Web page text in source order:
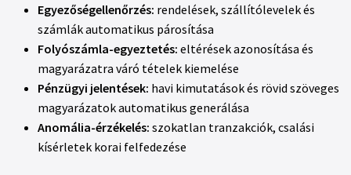
Egyezőségellenőrzés: rendelések, szállítólevelek és
számlák automatikus párosítása
Folyószámla-egyeztetés: eltérések azonosítása és
magyarázatra váró tételek kiemelése
Pénzügyi jelentések: havi kimutatások és rövid szöveges
magyarázatok automatikus generálása
Anomália-érzékelés: szokatlan tranzakciók, csalási
kísérletek korai felfedezése